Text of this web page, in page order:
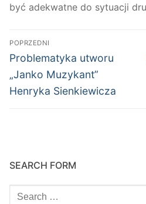
być adekwatne do sytuacji
Nawigacja
wpisu
POPRZEDNI
Poprzedni
wpis:
Problematyka utworu
„Janko Muzykant”
Henryka Sienkiewicza
SEARCH FORM
Szukaj: